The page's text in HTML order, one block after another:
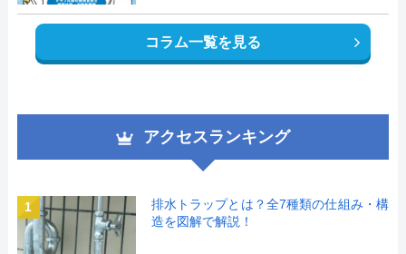
コラム一覧を見る
アクセスランキング
1
排水トラップとは？全7種類の仕組み・構
造を図解で解説！